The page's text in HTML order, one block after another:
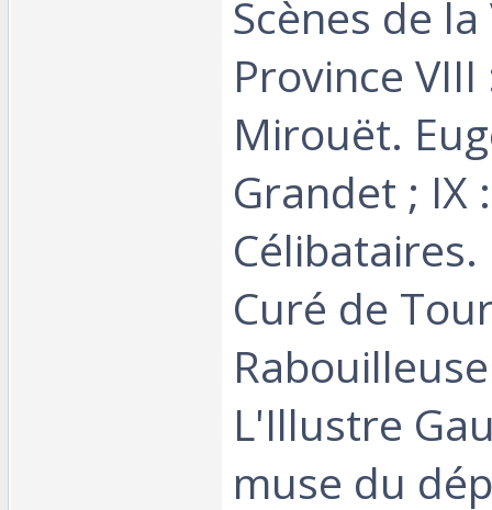
Scènes de
Province
Mirouët.
Grandet ; IX
Curé de
L'Illustre
muse du